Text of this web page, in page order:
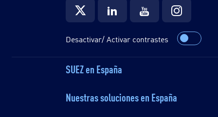
Desactivar/ Activar contrastes
SUEZ en España
Nuestras soluciones en España